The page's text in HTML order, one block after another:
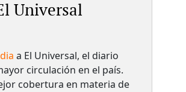
Universal
a El Universal, el diario
circulación en el país.​
cobertura en materia de